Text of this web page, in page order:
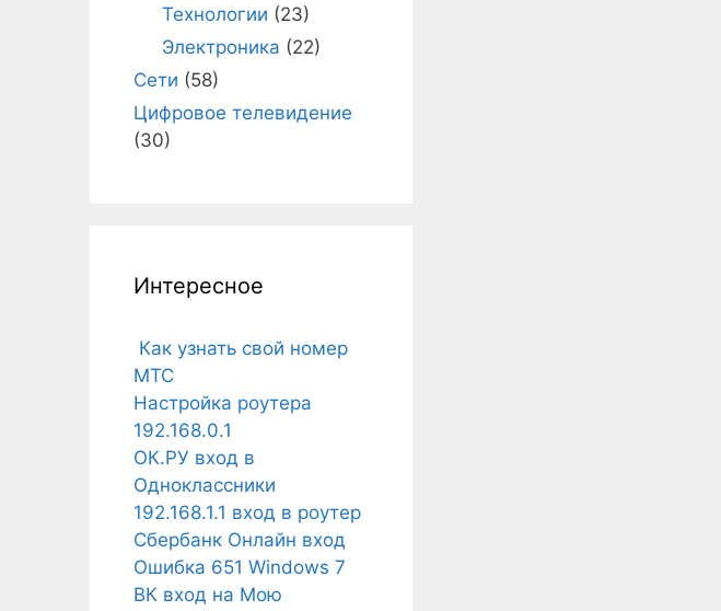
Технологии (23)
Электроника (22)
Сети (58)
Цифровое телевидение
(30)
Интересное
Как узнать свой номер
МТС
Настройка роутера
192.168.0.1
ОК.РУ вход в
Одноклассники
192.168.1.1 вход в роутер
Сбербанк Онлайн вход
Ошибка 651 Windows 7
ВК вход на Мою